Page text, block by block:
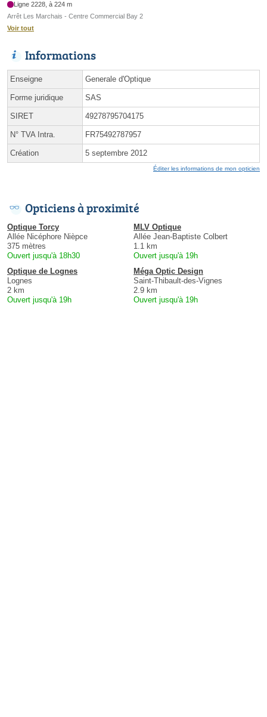
Ligne 2228, à 224 m
Arrêt Les Marchais - Centre Commercial Bay 2
Voir tout
Informations
Enseigne Generale d'Optique
Forme juridique SAS
SIRET 49278795704175
N° TVA Intra. FR75492787957
Création 5 septembre 2012
Éditer les informations de mon opticien
Opticiens à proximité
Optique Torcy
Allée Nicéphore Nièpce
375 mètres
Ouvert jusqu'à 18h30
MLV Optique
Allée Jean-Baptiste Colbert
1.1 km
Ouvert jusqu'à 19h
Optique de Lognes
Lognes
2 km
Ouvert jusqu'à 19h
Méga Optic Design
Saint-Thibault-des-Vignes
2.9 km
Ouvert jusqu'à 19h